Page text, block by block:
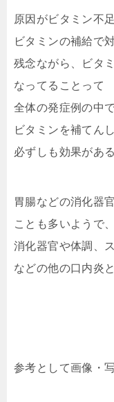
原因がビタミン不
ビタミンの補給で
残念ながら、ビタ
なってることって
全体の発症例の中
ビタミンを補てん
必ずしも効果があ
胃腸などの消化器
ことも多いようで、
消化器官や体調、
などの他の口内炎
参考として画像・